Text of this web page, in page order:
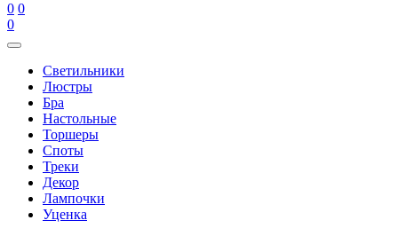
0 0
0
Cветильники
Люстры
Бра
Настольные
Торшеры
Споты
Треки
Декор
Лампочки
Уценка